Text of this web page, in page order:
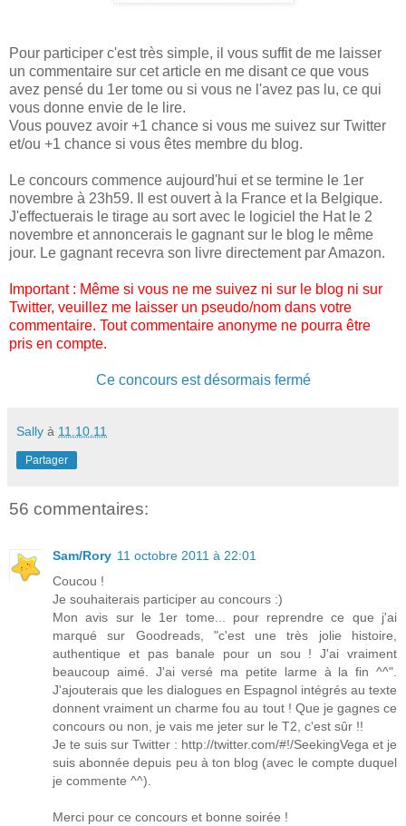
Pour participer c'est très simple, il vous suffit de me laisser
un commentaire sur cet article en me disant ce que vous
avez pensé du 1er tome ou si vous ne l'avez pas lu, ce qui
vous donne envie de le lire.
Vous pouvez avoir +1 chance si vous me suivez sur Twitter
et/ou +1 chance si vous êtes membre du blog.
Le concours commence aujourd'hui et se termine le 1er
novembre à 23h59. Il est ouvert à la France et la Belgique.
J'effectuerais le tirage au sort avec le logiciel the Hat le 2
novembre et annoncerais le gagnant sur le blog le même
jour. Le gagnant recevra son livre directement par Amazon.
Important : Même si vous ne me suivez ni sur le blog ni sur
Twitter, veuillez me laisser un pseudo/nom dans votre
commentaire. Tout commentaire anonyme ne pourra être
pris en compte.
Ce concours est désormais fermé
Sally à 11.10.11
Partager
56 commentaires:
Sam/Rory 11 octobre 2011 à 22:01
Coucou !
Je souhaiterais participer au concours :)
Mon avis sur le 1er tome... pour reprendre ce que j'ai
marqué sur Goodreads, "c'est une très jolie histoire,
authentique et pas banale pour un sou ! J'ai vraiment
beaucoup aimé. J'ai versé ma petite larme à la fin ^^".
J'ajouterais que les dialogues en Espagnol intégrés au texte
donnent vraiment un charme fou au tout ! Que je gagnes ce
concours ou non, je vais me jeter sur le T2, c'est sûr !!
Je te suis sur Twitter : http://twitter.com/#!/SeekingVega et je
suis abonnée depuis peu à ton blog (avec le compte duquel
je commente ^^).
Merci pour ce concours et bonne soirée !